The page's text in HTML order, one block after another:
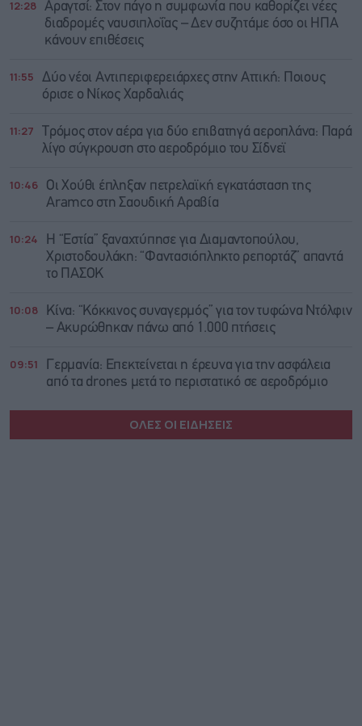
12:28 Αραγτσί: Στον πάγο η συμφωνία που καθορίζει νέες
διαδρομές ναυσιπλοΐας – Δεν συζητάμε όσο οι ΗΠΑ
κάνουν επιθέσεις
11:55
Δύο νέοι Αντιπεριφερειάρχες στην Αττική: Ποιους
όρισε ο Νίκος Χαρδαλιάς
11:27
Τρόμος στον αέρα για δύο επιβατηγά αεροπλάνα: Παρά
λίγο σύγκρουση στο αεροδρόμιο του Σίδνεϊ
10:46
Οι Χούθι έπληξαν πετρελαϊκή εγκατάσταση της
Aramco στη Σαουδική Αραβία
10:24
Η “Εστία” ξαναχτύπησε για Διαμαντοπούλου,
Χριστοδουλάκη: “Φαντασιόπληκτο ρεπορτάζ” απαντά
το ΠΑΣΟΚ
10:08
Κίνα: “Κόκκινος συναγερμός” για τον τυφώνα Ντόλφιν
– Ακυρώθηκαν πάνω από 1.000 πτήσεις
09:51
Γερμανία: Επεκτείνεται η έρευνα για την ασφάλεια
από τα drones μετά το περιστατικό σε αεροδρόμιο
ΟΛΕΣ ΟΙ ΕΙΔΗΣΕΙΣ